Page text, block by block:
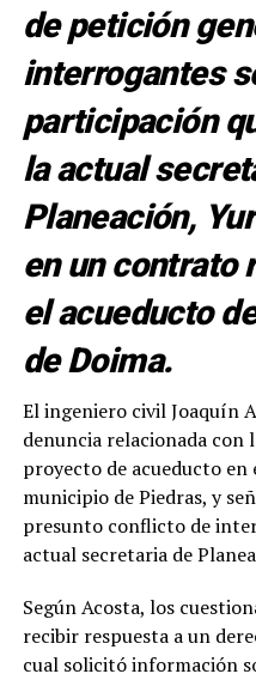
de petición
interrogantes
participación
la actual
Planeación,
en un contrato
el acueducto
de Doima.
El ingeniero civil Joaquín
denuncia relacionada
proyecto de acueducto
municipio de Piedras, y
presunto conflicto de
actual secretaria de
Según Acosta, los
recibir respuesta a un
cual solicitó información